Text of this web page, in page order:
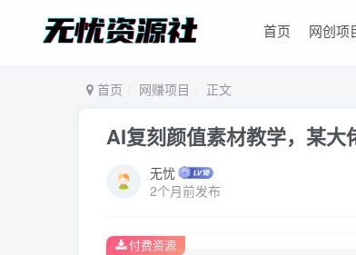
首页 网创项
首页 网赚项目 正文
AI复刻颜值素材教学，某
无忧
2个月前发布
付费资源